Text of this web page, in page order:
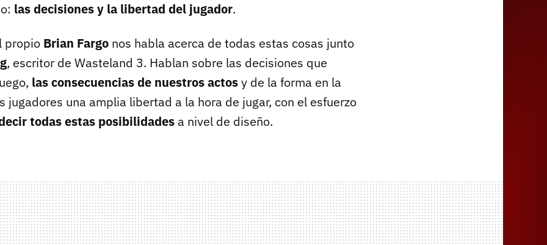
las decisiones y la libertad del jugador.
propio Brian Fargo nos habla acerca de todas estas cosas junto
, escritor de Wasteland 3. Hablan sobre las decisiones que
las consecuencias de nuestros actosy de la forma en la
jugadores una amplia libertad a la hora de jugar, con el esfuerzo
todas estas posibilidades a nivel de diseño.